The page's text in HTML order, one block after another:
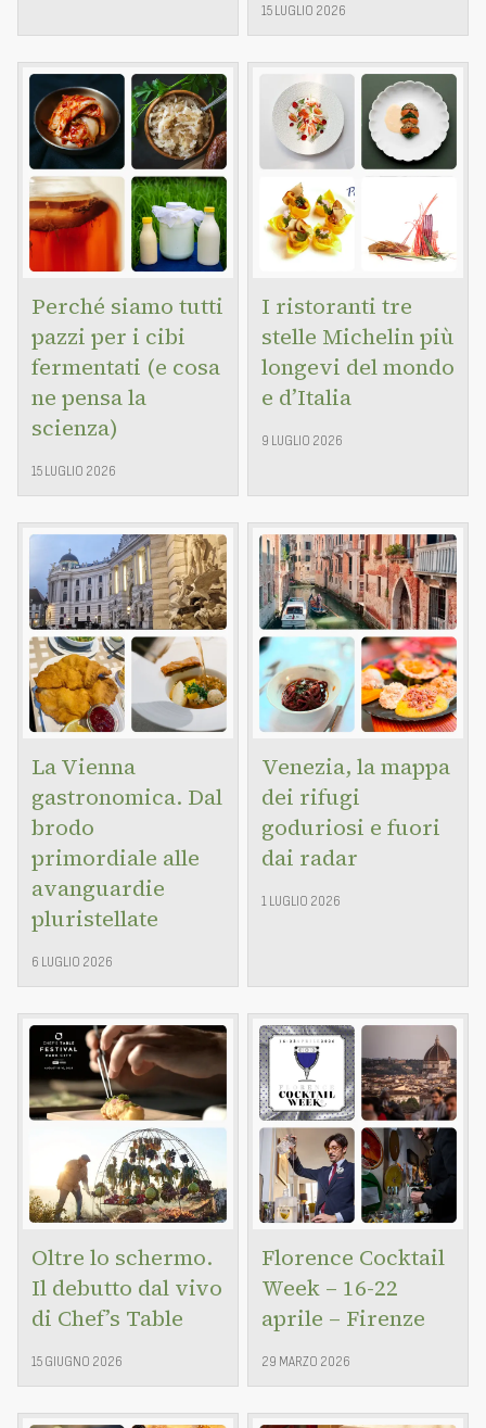
15 LUGLIO 2026
Perché siamo tutti
pazzi per i cibi
fermentati (e cosa
ne pensa la
scienza)
15 LUGLIO 2026
I ristoranti tre
stelle Michelin più
longevi del mondo
e d’Italia
9 LUGLIO 2026
La Vienna
gastronomica. Dal
brodo
primordiale alle
avanguardie
pluristellate
6 LUGLIO 2026
Venezia, la mappa
dei rifugi
goduriosi e fuori
dai radar
1 LUGLIO 2026
Oltre lo schermo.
Il debutto dal vivo
di Chef’s Table
15 GIUGNO 2026
Florence Cocktail
Week – 16-22
aprile – Firenze
29 MARZO 2026